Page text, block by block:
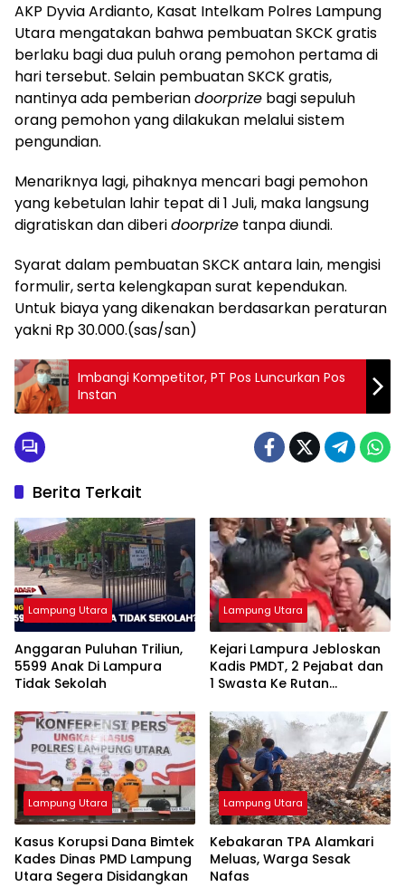
AKP Dyvia Ardianto, Kasat Intelkam Polres Lampung
Utara mengatakan bahwa pembuatan SKCK gratis
berlaku bagi dua puluh orang pemohon pertama di
hari tersebut. Selain pembuatan SKCK gratis,
nantinya ada pemberiandoorprize bagi sepuluh
orang pemohon yang dilakukan melalui sistem
pengundian.
Menariknya lagi, pihaknya mencari bagi pemohon
yang kebetulan lahir tepat di 1 Juli, maka langsung
digratiskan dan diberidoorprize tanpa diundi.
Syarat dalam pembuatan SKCK antara lain, mengisi
formulir, serta kelengkapan surat kependukan.
Untuk biaya yang dikenakan berdasarkan peraturan
yakni Rp 30.000.(sas/san)
Imbangi Kompetitor, PT Pos Luncurkan Pos
Instan
Berita Terkait
Lampung Utara
Anggaran Puluhan Triliun,
5599 Anak Di Lampura
Tidak Sekolah
Lampung Utara
Kejari Lampura Jebloskan
Kadis PMDT, 2 Pejabat dan
1 Swasta Ke Rutan
Lampung Utara
Kasus Korupsi Dana Bimtek
Kades Dinas PMD Lampung
Utara Segera Disidangkan
Lampung Utara
Kebakaran TPA Alamkari
Meluas, Warga Sesak
Nafas